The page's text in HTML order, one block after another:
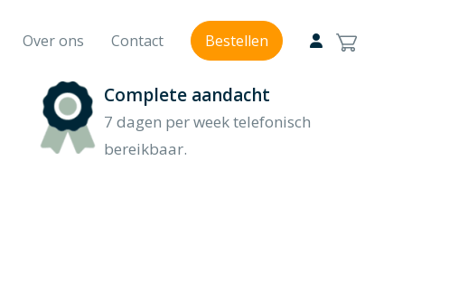
Modern rouwbloemwerk
Modern geschikt
Over ons Contact Bestellen
Complete aandacht
7 dagen per week telefonisch
bereikbaar.